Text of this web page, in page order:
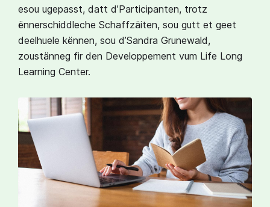
esou ugepasst, datt d’Participanten, trotz
ënnerschiddleche Schaffzäiten, sou gutt et geet
deelhuele kënnen, sou d’Sandra Grunewald,
zoustänneg fir den Developpement vum Life Long
Learning Center.